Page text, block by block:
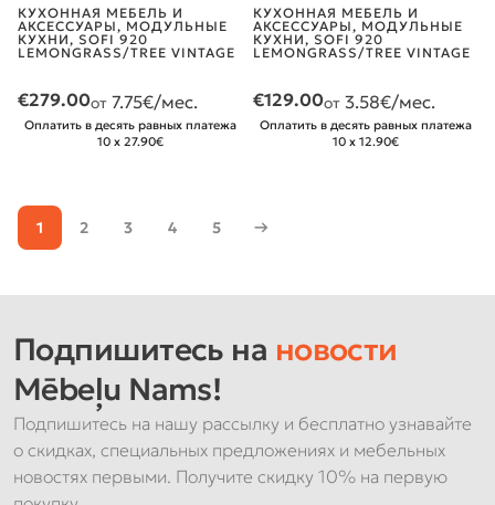
КУХОННАЯ МЕБЕЛЬ И
АКСЕССУАРЫ , МОДУЛЬНЫЕ
КУХНИ , SOFI 920
LEMONGRASS/TREE VINTAGE
€279.00от 7.75€/мес.
Оплатить в десять равных платежа
10 x 27.90€
КУХОННАЯ МЕБЕЛЬ И
АКСЕССУАРЫ , МОДУЛЬНЫЕ
КУХНИ , SOFI 920
LEMONGRASS/TREE VINTAGE
€129.00от 3.58€/мес.
Оплатить в десять равных платежа
10 x 12.90€
1 2 3 4 5 →
Подпишитесь на новости
Mēbeļu Nams!
Подпишитесь на нашу рассылку и бесплатно узнавайте
о скидках, специальных предложениях и мебельных
новостях первыми. Получите скидку 10% на первую